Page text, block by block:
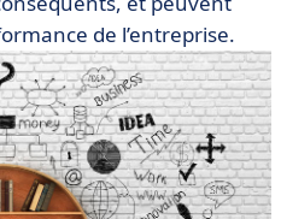
de l’entreprise.